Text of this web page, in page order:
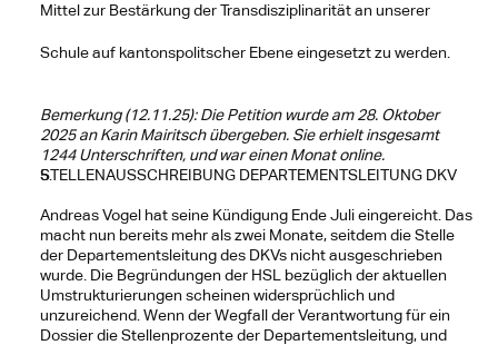
Mittel zur Bestärkung der Transdisziplinarität an unserer
Schule auf kantonspolitscher Ebene eingesetzt zu werden.
Bemerkung (12.11.25): Die Petition wurde am 28. Oktober
2025 an Karin Mairitsch übergeben. Sie erhielt insgesamt
1244 Unterschriften, und war einen Monat online.
STELLENAUSSCHREIBUNG DEPARTEMENTSLEITUNG DKV
Andreas Vogel hat seine Kündigung Ende Juli eingereicht. Das
macht nun bereits mehr als zwei Monate, seitdem die Stelle
der Departementsleitung des DKVs nicht ausgeschrieben
wurde. Die Begründungen der HSL bezüglich der aktuellen
Umstrukturierungen scheinen widersprüchlich und
unzureichend. Wenn der Wegfall der Verantwortung für ein
Dossier die Stellenprozente der Departementsleitung, und